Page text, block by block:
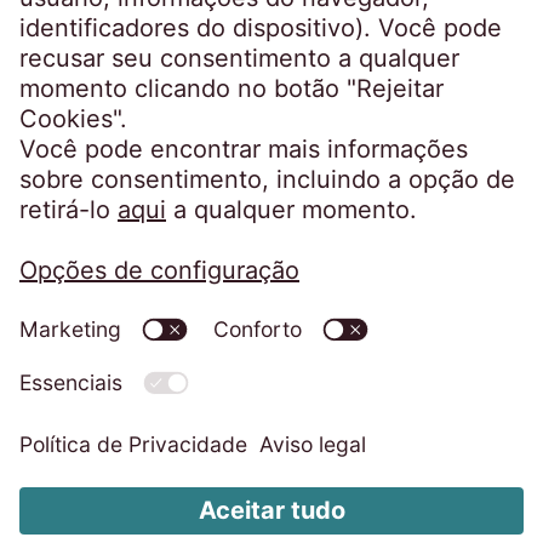
Av. do Colégio Militar 37F - 1ºB
1500-180 Lisboa
Portugal
info@eos-portugal.pt